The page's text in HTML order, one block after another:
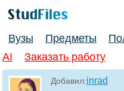
Вузы Предметы
AI
Заказать работу
Добавил:inrad